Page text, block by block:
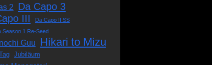
2
Da Capo 3
III
Da Capo II SS
Season 1 Re-Seed
Guu Hikari to Mizu
Jubiläum